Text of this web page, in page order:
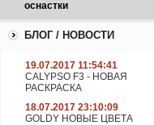
оснастки
БЛОГ / НОВОСТИ
19.07.2017 11:54:41
CALYPSO F3 - НОВАЯ
РАСКРАСКА
18.07.2017 23:10:09
GOLDY НОВЫЕ ЦВЕТА